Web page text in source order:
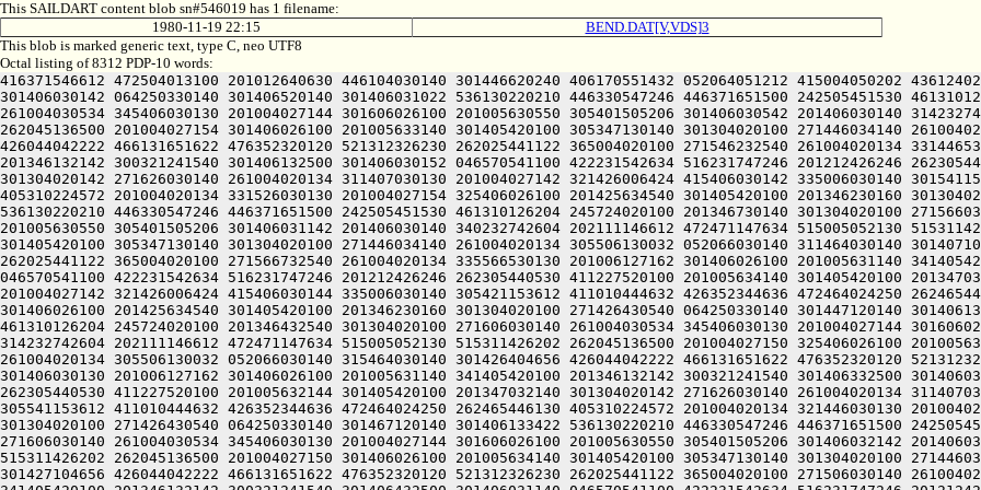
This SAILDART content blob sn#546019 has 1 filename:
1980-11-19 22:15
BEND.DAT[V,VDS]3
This blob is marked generic text, type C, neo UTF8
Octal listing of 8312 PDP-10 words:
416371546612 472504013100 201012640630 446104030140 301446620240 406170551432 052064051212 415004050202 436124020100 422132341644 446412444636 470321241540 301406030500 301406030142 064250330140 301406520140 301406031022 536130220210 446330547246 446371651500 242505451530 461310126204 245724020100 201346530140 301304020100 271526030140 261004030534 345406030130 201004027144 301606026100 201005630550 305401505206 301406030542 201406030140 314232742604 202111146612 472471147634 515005052130 515311426202 262045136500 201004027154 301406026100 201005633140 301405420100 305347130140 301304020100 271446034140 261004020134 305506130032 052066030140 305464030140 301406404656 426044042222 466131651622 476352320120 521312326230 262025441122 365004020100 271546232540 261004020134 331446530130 201006127162 301406026100 201005631140 341405420100 201346132142 300321241540 301406132500 301406030152 046570541100 422231542634 516231747246 201212426246 262305440530 411227520100 201005633152 301405420100 201346632540 301304020142 271626030140 261004020134 311407030130 201004027142 321426006424 415406030142 335006030140 301541153612 411010444632 426352344636 472464024250 262465446130 405310224572 201004020134 331526030130 201004027154 325406026100 201425634540 301405420100 201346230160 301304020100 271426430540 064250330140 301427120140 301406033422 536130220210 446330547246 446371651500 242505451530 461310126204 245724020100 201346730140 301304020100 271566030140 261004030534 345406030130 201004027144 301606026100 201005630550 305401505206 301406031142 201406030140 340232742604 202111146612 472471147634 515005052130 515311426202 262045136500 201004027156 325406026100 201005633552 301405420100 305347130140 301304020100 271446034140 261004020134 305506130032 052066030140 311464030140 301407104656 426044042222 466131651622 476352320120 521312326230 262025441122 365004020100 271566732540 261004020134 335566530130 201006127162 301406026100 201005631140 341405420100 201346132142 300321241540 301406232500 301406030540 046570541100 422231542634 516231747246 201212426246 262305440530 411227520100 201005634140 301405420100 201347030140 301304020142 271626030140 261004020134 311407030130 201004027142 321426006424 415406030144 335006030140 305421153612 411010444632 426352344636 472464024250 262465446130 405310224572 201004020134 325406030130 201004027160 301406026100 201425634540 301405420100 201346230160 301304020100 271426430540 064250330140 301447120140 301406131022 536130220210 446330547246 446371651500 242505451530 461310126204 245724020100 201346432540 301304020100 271606030140 261004030534 345406030130 201004027144 301606026100 201005630550 305401505206 301406031542 201406030142 314232742604 202111146612 472471147634 515005052130 515311426202 262045136500 201004027150 325406026100 201005634540 301405420100 305347130140 301304020100 271446034140 261004020134 305506130032 052066030140 315464030140 301426404656 426044042222 466131651622 476352320120 521312326230 262025441122 365004020100 271526030140 261004030534 301406030130 201006127162 301406026100 201005631140 341405420100 201346132142 300321241540 301406332500 301406030552 046570541100 422231542634 516231747246 201212426246 262305440530 411227520100 201005632144 301405420100 201347032140 301304020142 271626030140 261004020134 311407030130 201004027142 321426006424 415406030146 335006030140 305541153612 411010444632 426352344636 472464024250 262465446130 405310224572 201004020134 321446030130 201004027160 321406026100 201425634540 301405420100 201346230160 301304020100 271426430540 064250330140 301467120140 301406133422 536130220210 446330547246 446371651500 242505451530 461310126204 245724020100 201346430140 301304020100 271606030140 261004030534 345406030130 201004027144 301606026100 201005630550 305401505206 301406032142 201406030142 340232742604 202111146612 472471147634 515005052130 515311426202 262045136500 201004027150 301406026100 201005634140 301405420100 305347130140 301304020100 271446034140 261004020134 305506130032 052066030140 321464030140 301427104656 426044042222 466131651622 476352320120 521312326230 262025441122 365004020100 271506030140 261004020134 341406030130 201006127162 301406026100 201005631140 341405420100 201346132142 300321241540 301406432500 301406031140 046570541100 422231542634 516231747246 201212426246 262305440530 411227520100 201005631552 301405420100 201346730140 301304020142 271626030140 261004020134 311407030130 201004027142 321426006424 415406030150 335006030140 311421153612 411010444632 426352344636 472464024250 262465446130 405310224572 201004020134 315506030130 201004027154 341406026100 201425634540 301405420100 201346230160 301304020100 271426430540 064250330140 301507120140 301406231022 536130220210 446330547246 446371651500 242505451530 461310126204 245724020100 201346431140 301304020100 271606430140 261004030534 345406030130 201004027144 301606026100 201005630550 305401505206 301406032542 201406030144 314232742604 202111146612 472471147634 515005052130 515311426202 262045136500 201004027150 331406026100 201005634544 301405420100 305347130140 301304020100 271446034140 261004020134 305506130032 052066030140 325464030140 301446404656 426044042222 466131651622 476352320120 521312326230 262025441122 365004020100 271507030140 261004020134 345546030130 201006127162 301406026100 201005631140 341405420100 201346132142 300321241540 301406532500 301406031152 046570541100 422231542634 516231747246 201212426246 262305440530 411227520100 201005632160 301405420100 201347133140 301304020142 271626030140 261004020134 311407030130 201004027142 321426006424 415406030152 335006030140 311541153612 411010444632 426352344636 472464024250 262465446130 405310224572 201004020134 325406030130 201006127140 301406026100 201425634540 301405420100 201346230160 301304020100 271426430540 064250330140 301527120212 472111545432 052062635432 050000000000 000000000000 000000000000 000000000000 000000000000 000000000000 000000000000 000000000000 000000000000 000000000000 000000000000 000000000000 000000000000 000000000000 000000000000 000000000000 000000000000 000000000000 000000000000 000000000000 000000000000 000000000000 000000000000 000000000000 000000000000 000000000000 000000000000 000000000000 000000000000 000000000000 000000000000 000000000000 000000000000 000000000000 000000000000 000000000000 000000000000 000000000000 000000000000 000000000000 000000000000 000000000000 000000000000 000000000000 000000000000 000000000000 000000000000 000000000000 000000000000 000000000000 000000000000 000000000000